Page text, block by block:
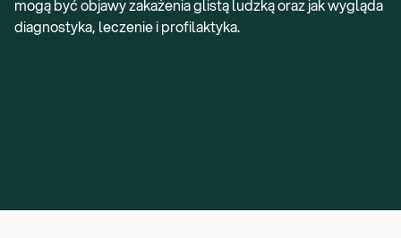
mogą być objawy zakażenia glistą ludzką oraz jak wygląda
diagnostyka, leczenie i profilaktyka.